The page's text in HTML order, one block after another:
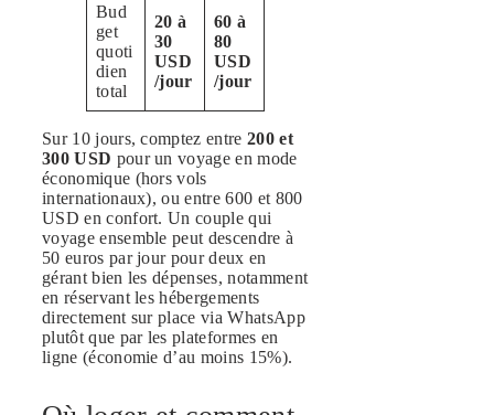
Bud
get
quoti
dien
total
20 à
30
USD
/jour
60 à
80
USD
/jour
Sur 10 jours, comptez entre 200 et
300 USD pour un voyage en mode
économique (hors vols
internationaux), ou entre 600 et 800
USD en confort. Un couple qui
voyage ensemble peut descendre à
50 euros par jour pour deux en
gérant bien les dépenses, notamment
en réservant les hébergements
directement sur place via WhatsApp
plutôt que par les plateformes en
ligne (économie d’au moins 15%).